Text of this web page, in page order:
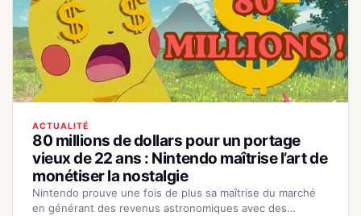
ACTUALITÉ
80 millions de dollars pour un portage
vieux de 22 ans : Nintendo maîtrise l’art de
monétiser la nostalgie
Nintendo prouve une fois de plus sa maîtrise du marché
en générant des revenus astronomiques avec des